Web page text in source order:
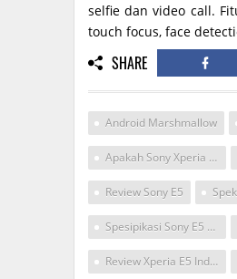
selfie dan video call.
touch focus, face
SHARE
Android Marshmallow
Apakah Sony Xperia E5 Kuat Buat Main Game Hd Kelas Atas
Review Sony E5
Spesipikasi Sony E5 5 Inci
Review Xperia E5 Indonesia